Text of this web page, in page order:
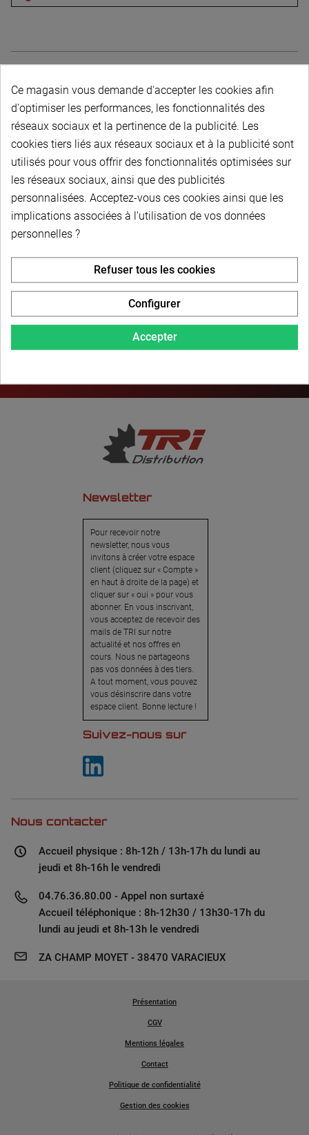
Description du produit
PAIEMENT SÉCURISÉ
LIVRAISON PERSONNALISÉE
Newsletter
Pour recevoir notre
newsletter, nous vous
invitons à créer votre espace
client (cliquez sur « Compte »
en haut à droite de la page) et
cliquer sur « oui » pour vous
abonner. En vous inscrivant,
vous acceptez de recevoir des
mails de TRI sur notre
actualité et nos offres en
cours. Nous ne partageons
pas vos données à des tiers.
A tout moment, vous pouvez
vous désinscrire dans votre
espace client. Bonne lecture !
Suivez-nous sur
Nous contacter
Accueil physique : 8h-12h / 13h-17h du lundi au
jeudi et 8h-16h le vendredi
04.76.36.80.00 - Appel non surtaxé
Accueil téléphonique : 8h-12h30 / 13h30-17h du
lundi au jeudi et 8h-13h le vendredi
ZA CHAMP MOYET - 38470 VARACIEUX
Présentation
CGV
Mentions légales
Contact
Politique de confidentialité
Gestion des cookies
Ce magasin vous demande d'accepter les cookies afin
d'optimiser les performances, les fonctionnalités des
réseaux sociaux et la pertinence de la publicité. Les
cookies tiers liés aux réseaux sociaux et à la publicité sont
utilisés pour vous offrir des fonctionnalités optimisées sur
les réseaux sociaux, ainsi que des publicités
personnalisées. Acceptez-vous ces cookies ainsi que les
implications associées à l'utilisation de vos données
personnelles ?
Accepter
Refuser tous les cookies
Configurer